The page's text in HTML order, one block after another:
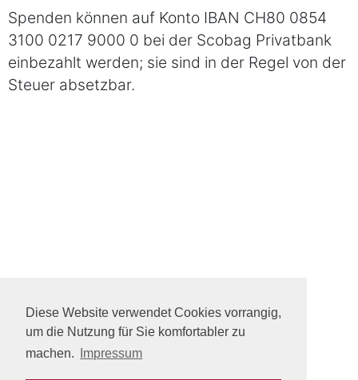
Diese Website verwendet Cookies vorrangig,
um die Nutzung für Sie komfortabler zu
machen.
Impressum
Spenden können auf Konto IBAN CH80 0854
3100 0217 9000 0 bei der Scobag Privatbank
einbezahlt werden; sie sind in der Regel von der
Steuer absetzbar.